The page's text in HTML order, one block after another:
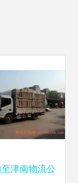
至津南物流公